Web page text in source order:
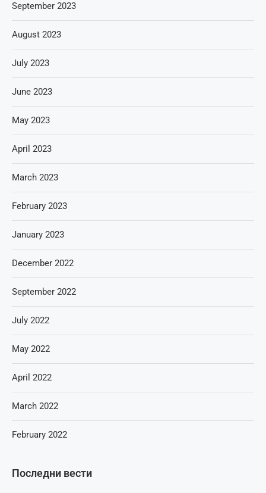
Последни вести
September 2023
August 2023
July 2023
June 2023
May 2023
April 2023
March 2023
February 2023
January 2023
December 2022
September 2022
July 2022
May 2022
April 2022
March 2022
February 2022